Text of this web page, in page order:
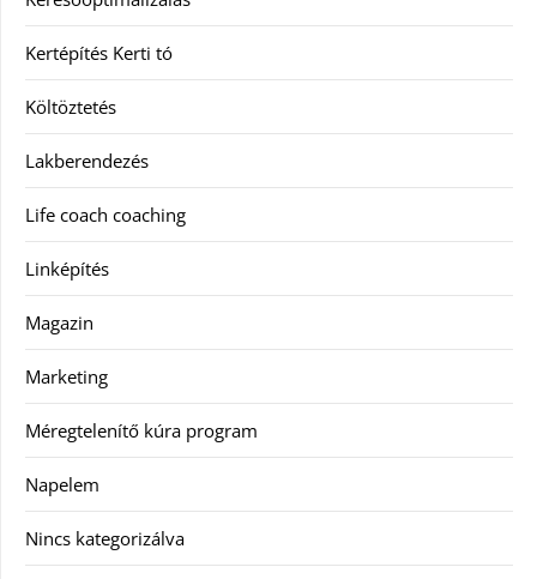
Kertépítés Kerti tó
Költöztetés
Lakberendezés
Life coach coaching
Linképítés
Magazin
Marketing
Méregtelenítő kúra program
Napelem
Nincs kategorizálva